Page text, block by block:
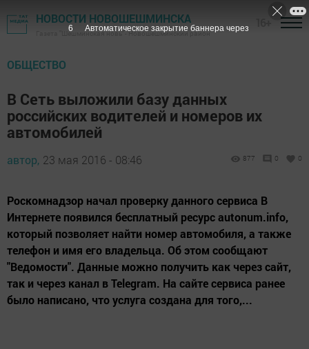
НОВОСТИ НОВОШЕШМИНСКА
Газета "Шешминская новь" - Новошешминский район
ОБЩЕСТВО
В Сеть выложили базу данных
российских водителей и номеров их
автомобилей
автор, 23 мая 2016 - 08:46 877 0 0
Роскомнадзор начал проверку данного сервиса В
Интернете появился бесплатный ресурс autonum.info,
который позволяет найти номер автомобиля, а также
телефон и имя его владельца. Об этом сообщают
"Ведомости". Данные можно получить как через сайт,
так и через канал в Telegram. На сайте сервиса ранее
было написано, что услуга создана для того,...
5 Автоматическое закрытие баннера через